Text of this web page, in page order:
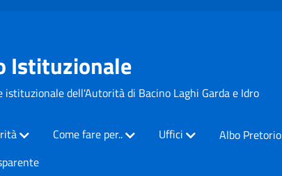
Istituzionale
istituzionale dell'Autorità di Bacino Laghi Garda e Idro
Come fare per.. Uffici Albo Pretorio